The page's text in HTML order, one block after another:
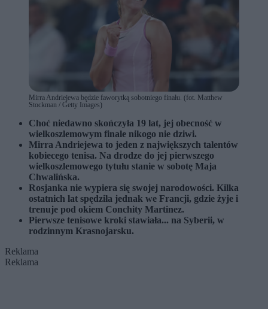
Mirra Andriejewa będzie faworytką sobotniego finału. (fot. Matthew
Stockman / Getty Images)
Choć niedawno skończyła 19 lat, jej obecność w
wielkoszlemowym finale nikogo nie dziwi.
Mirra Andriejewa to jeden z największych talentów
kobiecego tenisa. Na drodze do jej pierwszego
wielkoszlemowego tytułu stanie w sobotę Maja
Chwalińska.
Rosjanka nie wypiera się swojej narodowości. Kilka
ostatnich lat spędziła jednak we Francji, gdzie żyje i
trenuje pod okiem Conchity Martinez.
Pierwsze tenisowe kroki stawiała... na Syberii, w
rodzinnym Krasnojarsku.
Reklama
Reklama